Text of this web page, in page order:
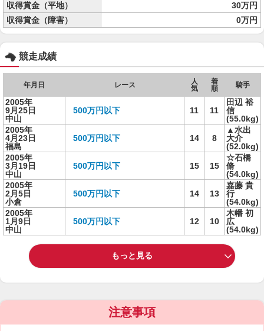
収得賞金（平地）
30万円
収得賞金（障害）
0万円
競走成績
年月日 レース
人
気
着
順
騎手
2005年
9月25日
中山
500万円以下 11 11
田辺 裕
信
(55.0kg)
2005年
4月23日
福島
500万円以下 14 8
▲水出
大介
(52.0kg)
2005年
3月19日
中山
500万円以下 15 15
☆石橋
脩
(54.0kg)
2005年
2月5日
小倉
500万円以下 14 13
嘉藤 貴
行
(54.0kg)
2005年
1月9日
中山
500万円以下 12 10
木幡 初
広
(54.0kg)
もっと見る
注意事項